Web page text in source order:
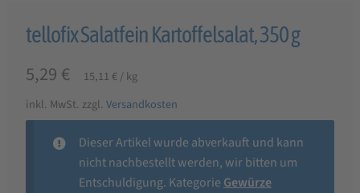
tellofix Salatfein Kartoffelsalat, 350 g
5,29 € 15,11 €/kg
inkl. MwSt. zzgl. Versandkosten
Dieser Artikel wurde abverkauft und kann
nicht nachbestellt werden, wir bitten um
Entschuldigung. KategorieGewürze